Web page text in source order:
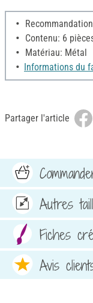
Contenu: 6
Matériau: Métal
Informations du
Partager l'article
Autres
Fiches
Avis